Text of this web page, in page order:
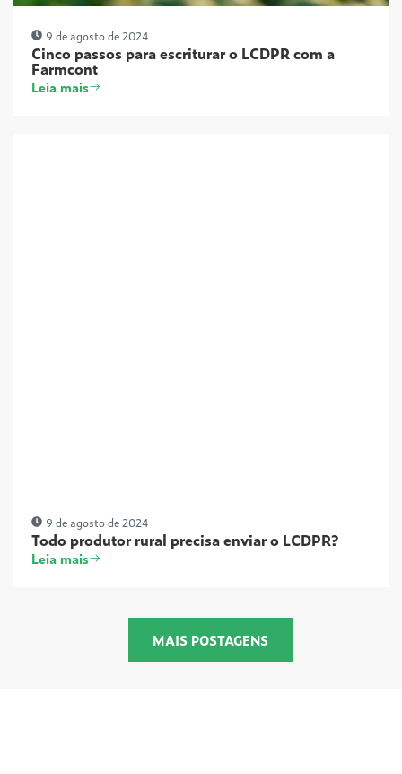
9 de agosto de 2024
Cinco passos para escriturar o LCDPR com a
Farmcont
Leia mais
9 de agosto de 2024
Todo produtor rural precisa enviar o LCDPR?
Leia mais
MAIS POSTAGENS